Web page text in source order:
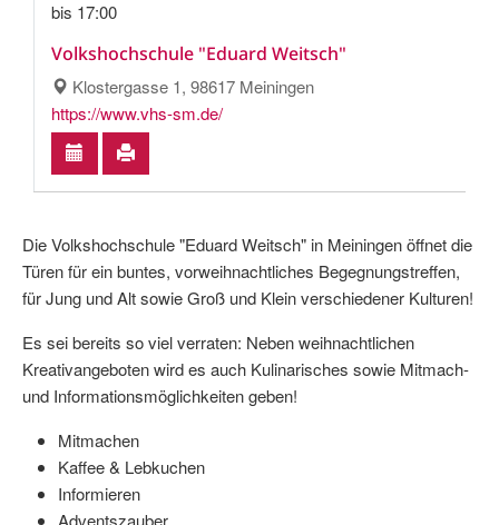
bis 17:00
Volkshochschule "Eduard Weitsch"
Klostergasse 1, 98617 Meiningen
https://www.vhs-sm.de/
Die Volkshochschule "Eduard Weitsch" in Meiningen öffnet die
Türen für ein buntes, vorweihnachtliches Begegnungstreffen,
für Jung und Alt sowie Groß und Klein verschiedener Kulturen!
Es sei bereits so viel verraten: Neben weihnachtlichen
Kreativangeboten wird es auch Kulinarisches sowie Mitmach-
und Informationsmöglichkeiten geben!
Mitmachen
Kaffee & Lebkuchen
Informieren
Adventszauber